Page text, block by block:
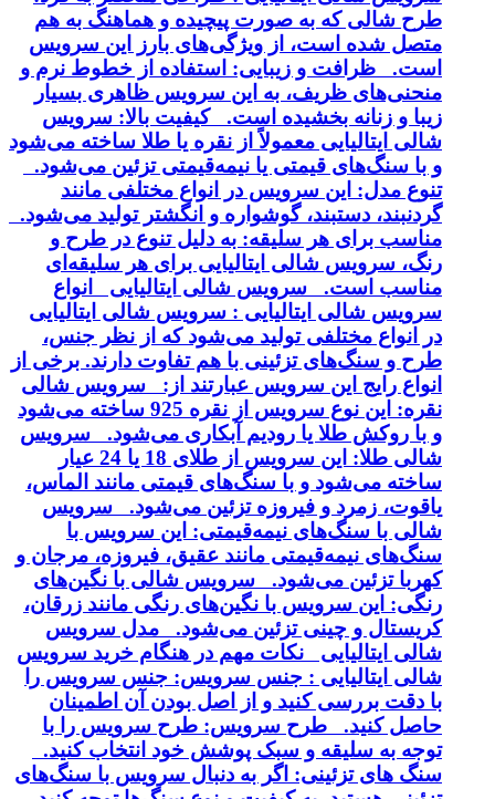
طرح شالی که به صورت پیچیده و هماهنگ به هم
متصل شده است، از ویژگی‌های بارز این سرویس
است. ظرافت و زیبایی: استفاده از خطوط نرم و
منحنی‌های ظریف، به این سرویس ظاهری بسیار
زیبا و زنانه بخشیده است. کیفیت بالا: سرویس
شالی ایتالیایی معمولاً از نقره یا طلا ساخته می‌شود
و با سنگ‌های قیمتی یا نیمه‌قیمتی تزئین می‌شود.
تنوع مدل: این سرویس در انواع مختلفی مانند
گردنبند، دستبند، گوشواره و انگشتر تولید می‌شود.
مناسب برای هر سلیقه: به دلیل تنوع در طرح و
رنگ، سرویس شالی ایتالیایی برای هر سلیقه‌ای
مناسب است. سرویس شالی ایتالیایی انواع
سرویس شالی ایتالیایی : سرویس شالی ایتالیایی
در انواع مختلفی تولید می‌شود که از نظر جنس،
طرح و سنگ‌های تزئینی با هم تفاوت دارند. برخی از
انواع رایج این سرویس عبارتند از: سرویس شالی
نقره: این نوع سرویس از نقره 925 ساخته می‌شود
و با روکش طلا یا رودیم آبکاری می‌شود. سرویس
شالی طلا: این سرویس از طلای 18 یا 24 عیار
ساخته می‌شود و با سنگ‌های قیمتی مانند الماس،
یاقوت، زمرد و فیروزه تزئین می‌شود. سرویس
شالی با سنگ‌های نیمه‌قیمتی: این سرویس با
سنگ‌های نیمه‌قیمتی مانند عقیق، فیروزه، مرجان و
کهربا تزئین می‌شود. سرویس شالی با نگین‌های
رنگی: این سرویس با نگین‌های رنگی مانند زرقان،
کریستال و چینی تزئین می‌شود. مدل سرویس
شالی ایتالیایی نکات مهم در هنگام خرید سرویس
شالی ایتالیایی : جنس سرویس: جنس سرویس را
با دقت بررسی کنید و از اصل بودن آن اطمینان
حاصل کنید. طرح سرویس: طرح سرویس را با
توجه به سلیقه و سبک پوشش خود انتخاب کنید.
سنگ های تزئینی: اگر به دنبال سرویس با سنگ‌های